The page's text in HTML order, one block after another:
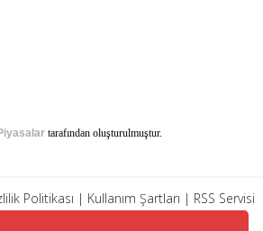
tarafından oluşturulmuştur.
Politikası | Kullanım Şartları | RSS Servisi